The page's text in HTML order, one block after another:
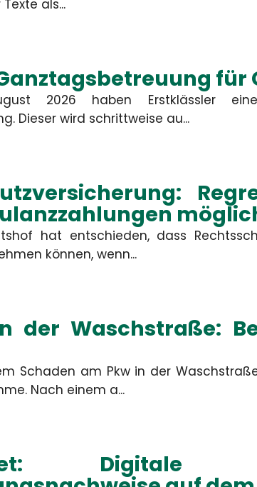
als...
2026 haben Erstklässler
Dieser wird schrittweise au...
hat entschieden, dass
können, wenn...
der Waschstraße:
Schaden am Pkw in der
Nach einem a...
unberechtigte Ansprüche
MEHR
Ort